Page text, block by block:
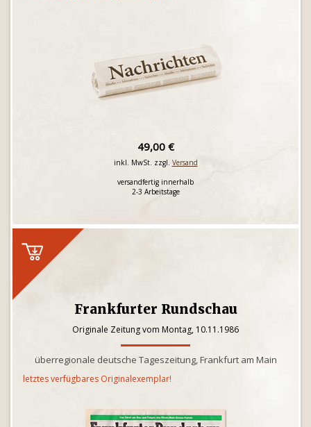
49,00 €
inkl. MwSt. zzgl. Versand
versandfertig innerhalb
2-3 Arbeitstage
Frankfurter Rundschau
Originale Zeitung vom Montag, 10.11.1986
überregionale deutsche Tageszeitung, Frankfurt am Main
letztes verfügbares Originalexemplar!